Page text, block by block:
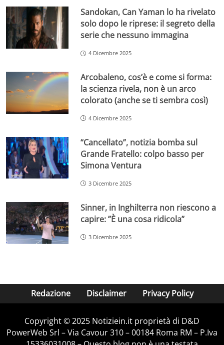
Sandokan, Can Yaman lo ha rivelato
solo dopo le riprese: il segreto della
serie che nessuno immagina
4 Dicembre 2025
Arcobaleno, cos’è e come si forma:
la scienza rivela, non è un arco
colorato (anche se ti sembra così)
4 Dicembre 2025
“Cancellato”, notizia bomba sul
Grande Fratello: colpo basso per
Simona Ventura
3 Dicembre 2025
Sinner, in Inghilterra non riescono a
capire: ”È una cosa ridicola”
3 Dicembre 2025
Redazione Disclaimer Privacy Policy
Copyright © 2025 Notiziein.it proprietà di D&D
PowerWeb Srl – Via Cavour 310 – 00184 Roma RM – P.Iva